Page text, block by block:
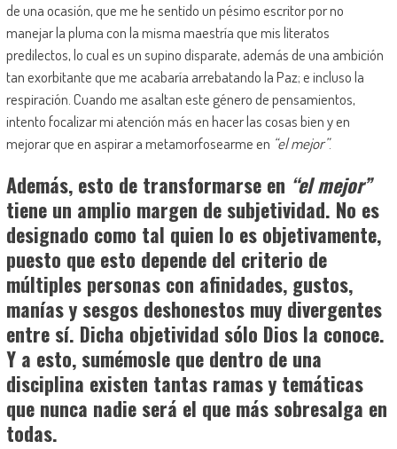
de una ocasión, que me he sentido un pésimo escritor por no
manejar la pluma con la misma maestría que mis literatos
predilectos, lo cual es un supino disparate, además de una ambición
tan exorbitante que me acabaría arrebatando la Paz; e incluso la
respiración. Cuando me asaltan este género de pensamientos,
intento focalizar mi atención más en hacer las cosas bien y en
mejorar que en aspirar a metamorfosearme en “el mejor”.
Además, esto de transformarse en “el mejor”
tiene un amplio margen de subjetividad. No es
designado como tal quien lo es objetivamente,
puesto que esto depende del criterio de
múltiples personas con afinidades, gustos,
manías y sesgos deshonestos muy divergentes
entre sí. Dicha objetividad sólo Dios la conoce.
Y a esto, sumémosle que dentro de una
disciplina existen tantas ramas y temáticas
que nunca nadie será el que más sobresalga en
todas.